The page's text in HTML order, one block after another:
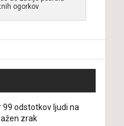
ogorkov
99 odstotkov ljudi na
zrak